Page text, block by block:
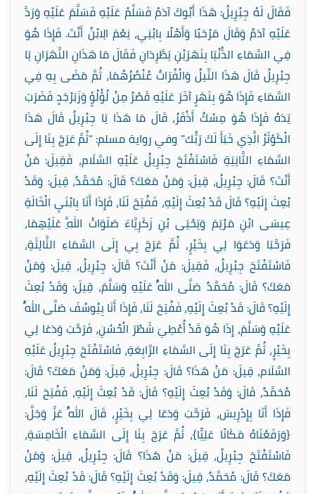
فَقَالَ لَهُ جِبْرِيلُ: هَذَا أَبُوكَ آدَمُ فَسَلِّمْ عَلَيْهِ فَسَلَّمَ عَلَيْهِ وَرَدَّ
عَلَيْهِ آدَمُ وَقَالَ مَرْحَبًا وَأَهْلًا بِابْنِي، نِعْمَ الِابْنُ أَنْتَ. فَإِذَا هُوَ
فِي السَّمَاءِ الدُّنْيَا بِنَهَرَيْنِ يَطَّرِدَانِ فَقَالَ مَا هَذَانِ النَّهَرَانِ يَا
جِبْرِيلُ قَالَ هَذَا النِّيلُ وَالْفُرَاتُ عُنْصُرُهُمَا، ثُمَّ مَضَى بِهِ فِي
السَّمَاءِ فَإِذَا هُوَ بِنَهَرٍ آخَرَ عَلَيْهِ قَصْرٌ مِنْ لُؤْلُؤٍ وَزَبَرْجَدٍ فَضَرَبَ
يَدَهُ فَإِذَا هُوَ مِسْكٌ أَذْفَرُ، قَالَ مَا هَذَا يَا جِبْرِيلُ قَالَ هَذَا
الْكَوْثَرُ الَّذِي خَبَأَ لَكَ رَبُّك” وفي رواية مسلم: “ثُمَّ عَرَجَ بِنَا إِلَى
السَّمَاءِ الثَّانِيَةِ فَاسْتَفْتَحَ جِبْرِيلُ عَلَيْهِ السَّلَام، فَقِيلَ: مَنْ
أَنْتَ؟ قَالَ: جِبْرِيلُ، قِيلَ: وَمَنْ مَعَكَ؟ قَالَ: مُحَمَّدٌ، قِيلَ: وَقَدْ
بُعِثَ إِلَيْهِ؟ قَالَ قَدْ بُعِثَ إِلَيْهِ، فَفُتِحَ لَنَا، فَإِذَا أَنَا بِابْنَيِ الْخَالَةِ
عِيسَى ابْنِ مَرْيَمَ وَيَحْيَى بْنِ زَكَرِيَّاءَ صَلَوَاتُ اللَّهِ عَلَيْهِمَا،
فَرَحَّبَا وَدَعَوَا لِي بِخَيْرٍ، ثُمَّ عَرَجَ بِي إِلَى السَّمَاءِ الثَّالِثَةِ،
فَاسْتَفْتَحَ جِبْرِيلُ، فَقِيلَ: مَنْ أَنْتَ؟ قَالَ: جِبْرِيلُ، قِيلَ: وَمَنْ
مَعَكَ؟ قَالَ: مُحَمَّدٌ صَلَّى اللَّهُ عَلَيْهِ وَسَلَّمَ، قِيلَ: وَقَدْ بُعِثَ
إِلَيْهِ؟ قَالَ: قَدْ بُعِثَ إِلَيْهِ، فَفُتِحَ لَنَا، فَإِذَا أَنَا بِيُوسُفَ صَلَّى اللَّهُ
عَلَيْهِ وَسَلَّمَ، إِذَا هُوَ قَدْ أُعْطِيَ شَطْرَ الْحُسْنِ، فَرَحَّبَ وَدَعَا لِي
بِخَيْرٍ، ثُمَّ عَرَجَ بِنَا إِلَى السَّمَاءِ الرَّابِعَةِ، فَاسْتَفْتَحَ جِبْرِيلُ عَلَيْهِ
السَّلَام، قِيلَ: مَنْ هَذَا؟ قَالَ: جِبْرِيلُ، قِيلَ: وَمَنْ مَعَكَ؟ قَالَ:
مُحَمَّدٌ، قَالَ: وَقَدْ بُعِثَ إِلَيْهِ؟ قَالَ: قَدْ بُعِثَ إِلَيْهِ، فَفُتِحَ لَنَا،
فَإِذَا أَنَا بِإِدْرِيسَ، فَرَحَّبَ وَدَعَا لِي بِخَيْرٍ، قَالَ اللَّهُ عَزَّ وَجَلَّ:
{وَرَفَعْنَاهُ مَكَانًا عَلِيًّا}، ثُمَّ عَرَجَ بِنَا إِلَى السَّمَاءِ الْخَامِسَةِ،
فَاسْتَفْتَحَ جِبْرِيلُ، قِيلَ: مَنْ هَذَا؟ قَالَ: جِبْرِيلُ، قِيلَ: وَمَنْ
مَعَكَ؟ قَالَ: مُحَمَّدٌ، قِيلَ: وَقَدْ بُعِثَ إِلَيْهِ؟ قَالَ: قَدْ بُعِثَ إِلَيْهِ،